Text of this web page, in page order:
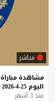
مباشر
مشاهدة مباراة
اليوم 25-4-2026
منذ 3 أشهر